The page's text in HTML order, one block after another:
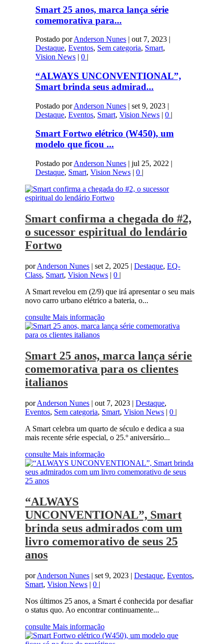
Smart 25 anos, marca lança série
comemorativa para...
Postado porAnderson Nunes| out 7, 2023|
Destaque, Eventos, Sem categoria, Smart,
Vision News| 0 |
“ALWAYS UNCONVENTIONAL”,
Smart brinda seus admirad...
Postado porAnderson Nunes| set 9, 2023|
Destaque, Eventos, Smart, Vision News| 0 |
Smart Fortwo elétrico (W450), um
modelo que ficou ...
Postado porAnderson Nunes| jul 25, 2022 |
Destaque, Smart, Vision News| 0 |
Smart confirma a chegada do #2,
o sucessor espiritual do lendário
Fortwo
porAnderson Nunes |set 2, 2025 |Destaque,EQ-
Class, Smart,Vision News |0 |
A Smart revelou em (2/9) que irá apresentar o seu mais
novo carro urbano elétrico a bateria, o...
consulte Mais informação
Smart 25 anos, marca lança série
comemorativa para os clientes
italianos
porAnderson Nunes |out 7, 2023 |Destaque,
Eventos, Sem categoria, Smart,Vision News |0 |
A Smart celebra um quarto de século e dedica a sua
mais recente série especial, o 25.º aniversário...
consulte Mais informação
“ALWAYS
UNCONVENTIONAL”, Smart
brinda seus admirados com um
livro comemorativo de seus 25
anos
porAnderson Nunes |set 9, 2023 |Destaque,Eventos,
Smart,Vision News |0 |
Nos últimos 25 anos, a Smart é conhecida por desafiar
o status quo. Ao encontrar continuamente...
consulte Mais informação